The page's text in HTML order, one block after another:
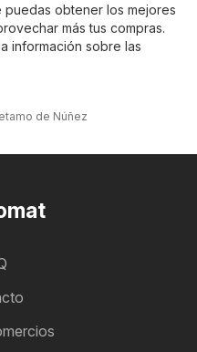
obtener los mejores
más tus compras.
información sobre las
de Núñez